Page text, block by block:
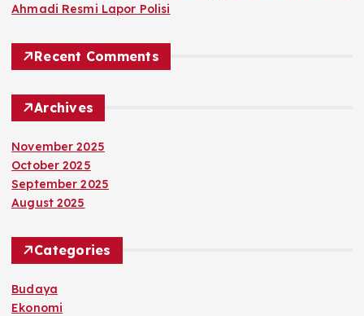
Ahmadi Resmi Lapor Polisi
Recent Comments
Archives
November 2025
October 2025
September 2025
August 2025
Categories
Budaya
Ekonomi